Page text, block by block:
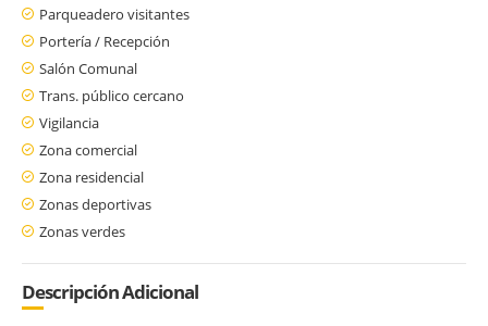
Parqueadero visitantes
Portería / Recepción
Salón Comunal
Trans. público cercano
Vigilancia
Zona comercial
Zona residencial
Zonas deportivas
Zonas verdes
Descripción Adicional